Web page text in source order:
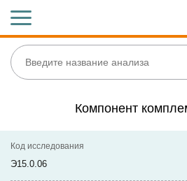
Компонент
Код исследования
Э15.0.06